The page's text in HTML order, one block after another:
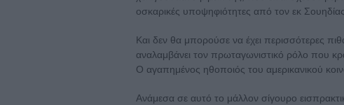
οσκαρικές υποψηφιότητες από τον εκ
Και δεν θα μπορούσε να έχει περισσότερες
αναλαμβάνει τον πρωταγωνιστικό ρόλο που
Ο αγαπημένος ηθοποιός του αμερικανικού
Ανάμεσα σε αυτό το μάλλον σίγουρο